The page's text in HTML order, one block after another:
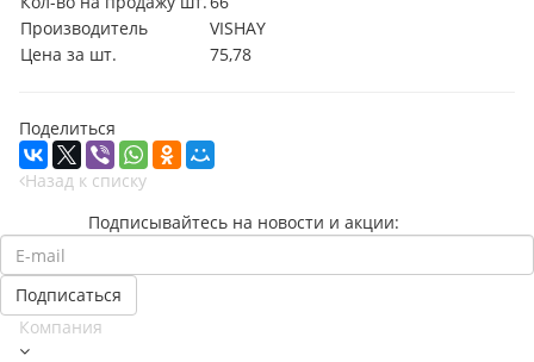
Производитель
VISHAY
Цена за шт.
75,78
Поделиться
Назад к списку
Подписывайтесь на новости и акции:
Компания